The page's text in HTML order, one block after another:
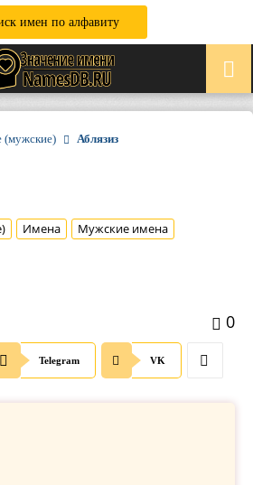
имен по алфавиту
(мужские) Аблязиз
Имена
Мужские имена
0
Telegram VK